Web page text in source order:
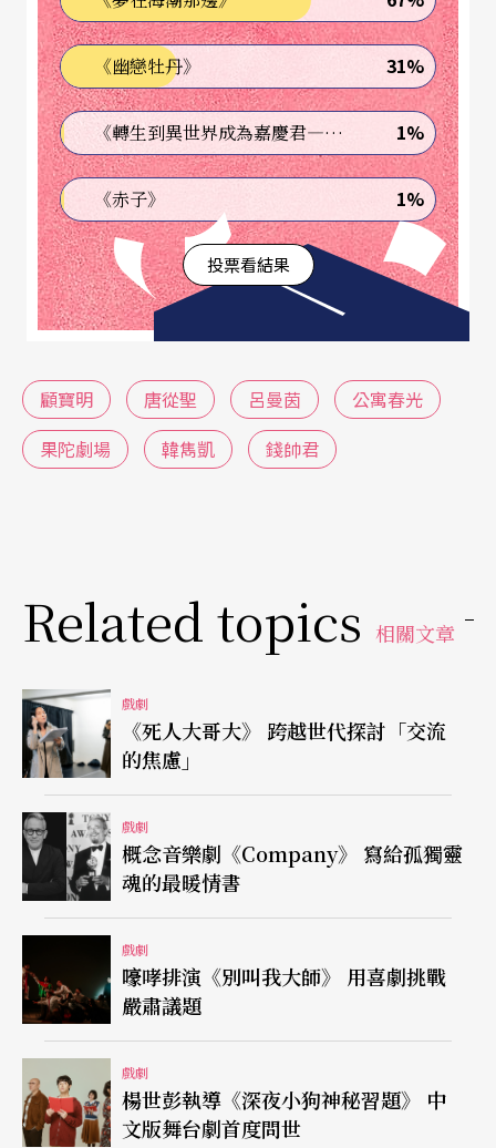
門時段分別是下午五點到七點，以及午休的一點到
三點，剛好符合上班族的作息時間，也很能與劇情
呼應。」
劇中，顧寶明飾演的「寶德」一角，在一家二十七
層樓的大型百貨公司服務，苦無出人頭地機會的
他，靈機一動當起上司們的「房東」，出租自己的
公寓充當偷情場所，滿足上司需求以鞏固自身職
位。於是，他的小套房內，輪番上演著各式各樣的
偷情戲碼，一會兒是女上司與送披薩小弟的SM天
堂，一會兒是男主管與電梯小姐的婚外情，道德規
範及社會眼光通通放一邊，房內春光激情無限。
客」。誰知，紙終究包不住火，一段段地下情曝了
光，每次曝光都像是引爆了一顆大炸彈，震撼公司
的人事關係，也考驗著男女關係的持久信任，「寶
德」也陷入了前所未有的天人交戰……。
顧寶明與唐從聖同台飆戲
上次接演《ART》時，顧寶明為戲瘦了七、八公
斤，這回再接演《公寓春光》，更是把多年菸酒都
戒了，笑說：「《公寓春光》的劇情太好玩了，每
個角色間各有秘密，相互猜疑又相互掩飾，演起來
一定過癮；年紀大了，菸酒也該戒了，才能有足夠
體力演出。」劇組演員們都被他的決心毅力嚇了一
跳！而在梁志民眼中，顧寶明天生獨特的喜感，自
然輕鬆的表演風格，演出「寶德」這般無奈卑微小
《幽戀牡丹》 31%
《轉生到異世界成為嘉慶君—發現我的祖先是詐騙集團!?》 1%
《赤子》 1%
投票看結果
顧寶明 唐從聖 呂曼茵
公寓春光
果陀劇場
韓雋凱 錢帥君
Related topics 相關文章
戲劇
《死人大哥大》 跨越世代探討「交流
的焦慮」
戲劇
概念音樂劇《Company》 寫給孤獨靈
魂的最暖情書
戲劇
嚎哮排演《別叫我大師》 用喜劇挑戰
嚴肅議題
戲劇
楊世彭執導《深夜小狗神秘習題》 中
文版舞台劇首度問世